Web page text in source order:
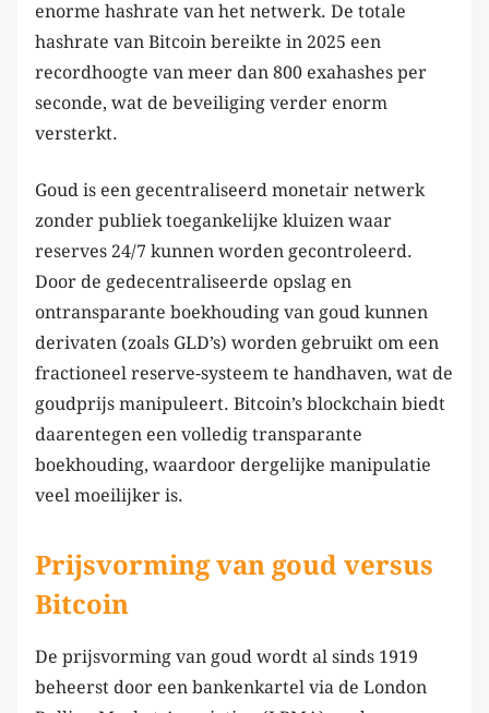
enorme hashrate van het netwerk. De totale
hashrate van Bitcoin bereikte in 2025 een
recordhoogte van meer dan 800 exahashes per
seconde, wat de beveiliging verder enorm
versterkt.
Goud is een gecentraliseerd monetair netwerk
zonder publiek toegankelijke kluizen waar
reserves 24/7 kunnen worden gecontroleerd.
Door de gedecentraliseerde opslag en
ontransparante boekhouding van goud kunnen
derivaten (zoals GLD’s) worden gebruikt om een
fractioneel reserve-systeem te handhaven, wat de
goudprijs manipuleert. Bitcoin’s blockchain biedt
daarentegen een volledig transparante
boekhouding, waardoor dergelijke manipulatie
veel moeilijker is.
Prijsvorming van goud versus
Bitcoin
De prijsvorming van goud wordt al sinds 1919
beheerst door een bankenkartel via de London